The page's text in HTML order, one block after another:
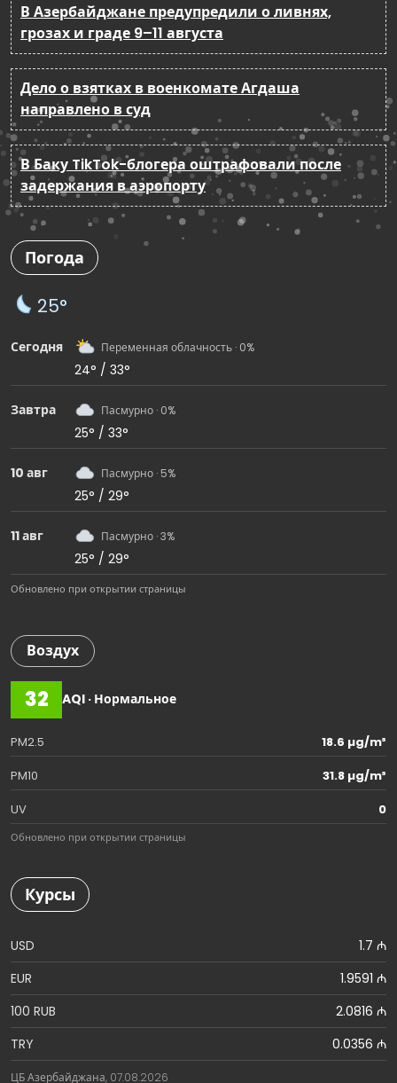
В Азербайджане предупредили о ливнях,
грозах и граде 9–11 августа
Дело о взятках в военкомате Агдаша
направлено в суд
В Баку TikTok-блогера оштрафовали после
задержания в аэропорту
Погода
25°
Сегодня Переменная облачность · 0%
24° / 33°
Завтра Пасмурно · 0%
25° / 33°
10 авг Пасмурно · 5%
25° / 29°
11 авг Пасмурно · 3%
25° / 29°
Обновлено при открытии страницы
Воздух
32 AQI · Нормальное
PM2.5
18.6 µg/m³
PM10
31.8 µg/m³
UV
0
Обновлено при открытии страницы
Курсы
USD
1.7 ₼
EUR
1.9591 ₼
100 RUB
2.0816 ₼
TRY
0.0356 ₼
ЦБ Азербайджана, 07.08.2026